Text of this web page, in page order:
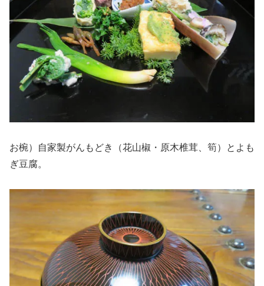
お椀）自家製がんもどき（花山椒・原木椎茸、筍）とよも
ぎ豆腐。